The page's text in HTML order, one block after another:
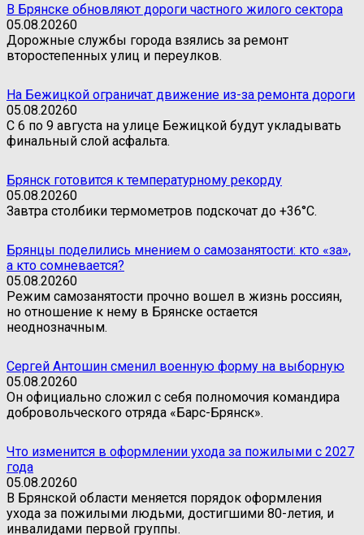
В Брянске обновляют дороги частного жилого сектора
05.08.20260
Дорожные службы города взялись за ремонт
второстепенных улиц и переулков.
На Бежицкой ограничат движение из-за ремонта дороги
05.08.20260
С 6 по 9 августа на улице Бежицкой будут укладывать
финальный слой асфальта.
Брянск готовится к температурному рекорду
05.08.20260
Завтра столбики термометров подскочат до +36°C.
Брянцы поделились мнением о самозанятости: кто «за»,
а кто сомневается?
05.08.20260
Режим самозанятости прочно вошел в жизнь россиян,
но отношение к нему в Брянске остается
неоднозначным.
Сергей Антошин сменил военную форму на выборную
05.08.20260
Он официально сложил с себя полномочия командира
добровольческого отряда «Барс-Брянск».
Что изменится в оформлении ухода за пожилыми с 2027
года
05.08.20260
В Брянской области меняется порядок оформления
ухода за пожилыми людьми, достигшими 80-летия, и
инвалидами первой группы.